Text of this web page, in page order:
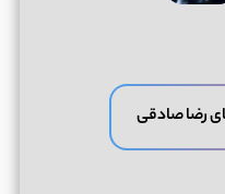
رضا صادقی